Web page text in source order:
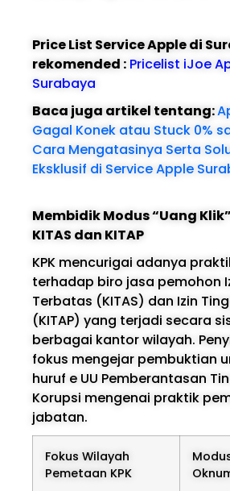
Price List Service Apple di
rekomended : Pricelist iJoe
Surabaya
Baca juga artikel tentang:
Gagal Konek atau Stuck 0%
Cara Mengatasinya Serta
Eksklusif di Service Apple
Membidik Modus “Uang
KITAS dan KITAP
KPK mencurigai adanya
terhadap biro jasa pemohon
Terbatas (KITAS) dan Izin
(KITAP) yang terjadi secara
berbagai kantor wilayah.
fokus mengejar pembuktian
huruf e UU Pemberantasan
Korupsi mengenai praktik
jabatan.
Fokus Wilayah
Pemetaan KPK